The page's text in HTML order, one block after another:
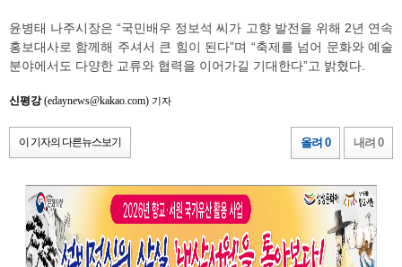
윤병태 나주시장은 “국민배우 정보석 씨가 고향 발전을 위해 2년 연속
홍보대사로 함께해 주셔서 큰 힘이 된다”며 “축제를 넘어 문화와 예술
분야에서도 다양한 교류와 협력을 이어가길 기대한다”고 밝혔다.
신평강(edaynews@kakao.com) 기자
이 기자의 다른뉴스보기 올려 0 내려 0